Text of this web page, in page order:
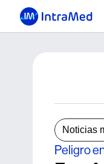
Noticias
Peligro